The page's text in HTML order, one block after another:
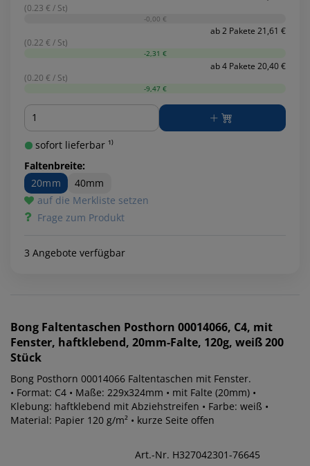
(0.23 € / St)
-0,00 €
ab 2 Pakete 21,61 €
(0.22 € / St)
-2,31 €
ab 4 Pakete 20,40 €
(0.20 € / St)
-9,47 €
Menge
sofort lieferbar ¹⁾
Faltenbreite:
20mm
40mm
auf die Merkliste setzen
Frage zum Produkt
3 Angebote verfügbar
Bong Faltentaschen Posthorn 00014066, C4, mit
Fenster, haftklebend, 20mm-Falte, 120g, weiß 200
Stück
Bong Posthorn 00014066 Faltentaschen mit Fenster.
• Format: C4 • Maße: 229x324mm • mit Falte (20mm) •
Klebung: haftklebend mit Abziehstreifen • Farbe: weiß •
Material: Papier 120 g/m² • kurze Seite offen
Art.-Nr. H327042301-76645